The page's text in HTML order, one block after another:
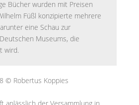
Bücher wurden mit Preisen
Füßl konzipierte mehrere
eine Schau zur
Museums, die
wird.